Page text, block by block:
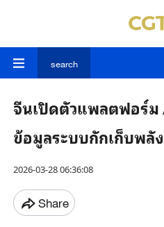
search
จีนเปิดตัวแพลตฟอร์ม
ข้อมูลระบบกักเก็บพลั
2026-03-28 06:36:08
Share